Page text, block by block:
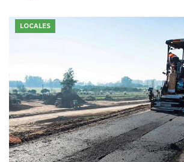
LOCALES